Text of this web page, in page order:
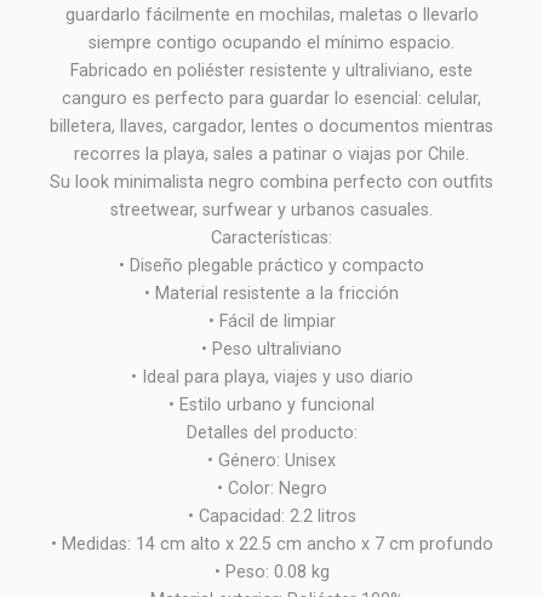
guardarlo fácilmente en mochilas, maletas o llevarlo
siempre contigo ocupando el mínimo espacio.
Fabricado en poliéster resistente y ultraliviano, este
canguro es perfecto para guardar lo esencial: celular,
billetera, llaves, cargador, lentes o documentos mientras
recorres la playa, sales a patinar o viajas por Chile.
Su look minimalista negro combina perfecto con outfits
streetwear, surfwear y urbanos casuales.
Características:
• Diseño plegable práctico y compacto
• Material resistente a la fricción
• Fácil de limpiar
• Peso ultraliviano
• Ideal para playa, viajes y uso diario
• Estilo urbano y funcional
Detalles del producto:
• Género: Unisex
• Color: Negro
• Capacidad: 2.2 litros
• Medidas: 14 cm alto x 22.5 cm ancho x 7 cm profundo
• Peso: 0.08 kg